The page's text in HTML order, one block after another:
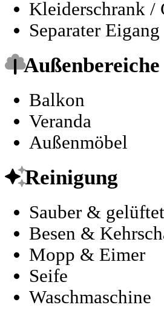
Kleiderschrank /
Separater Eigang
Außenbereiche
Balkon
Veranda
Außenmöbel
Reinigung
Sauber &
Besen &
Mopp & Eimer
Seife
Waschmaschine